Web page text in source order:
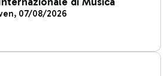
07/08/2026